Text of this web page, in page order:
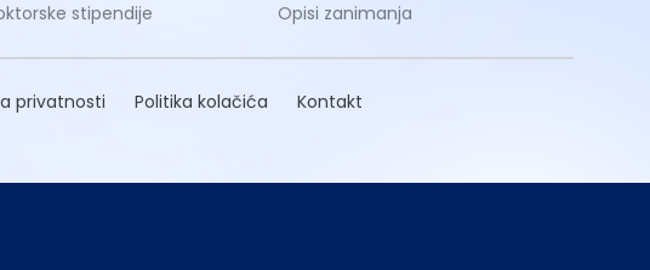
stipendije
Opisi zanimanja
privatnosti Politika kolačića Kontakt